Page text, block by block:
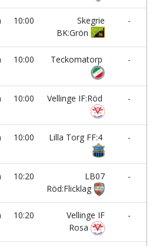
10:00
Skegrie
BK:Grön
-
10:00 Teckomatorp
-
10:00 Vellinge IF:Röd
-
10:00 Lilla Torg FF:4
-
10:20
LB07
Röd:Flicklag
-
10:20
Vellinge IF
Rosa
-